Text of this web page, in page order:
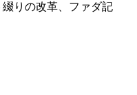
りの改革、ファダ記